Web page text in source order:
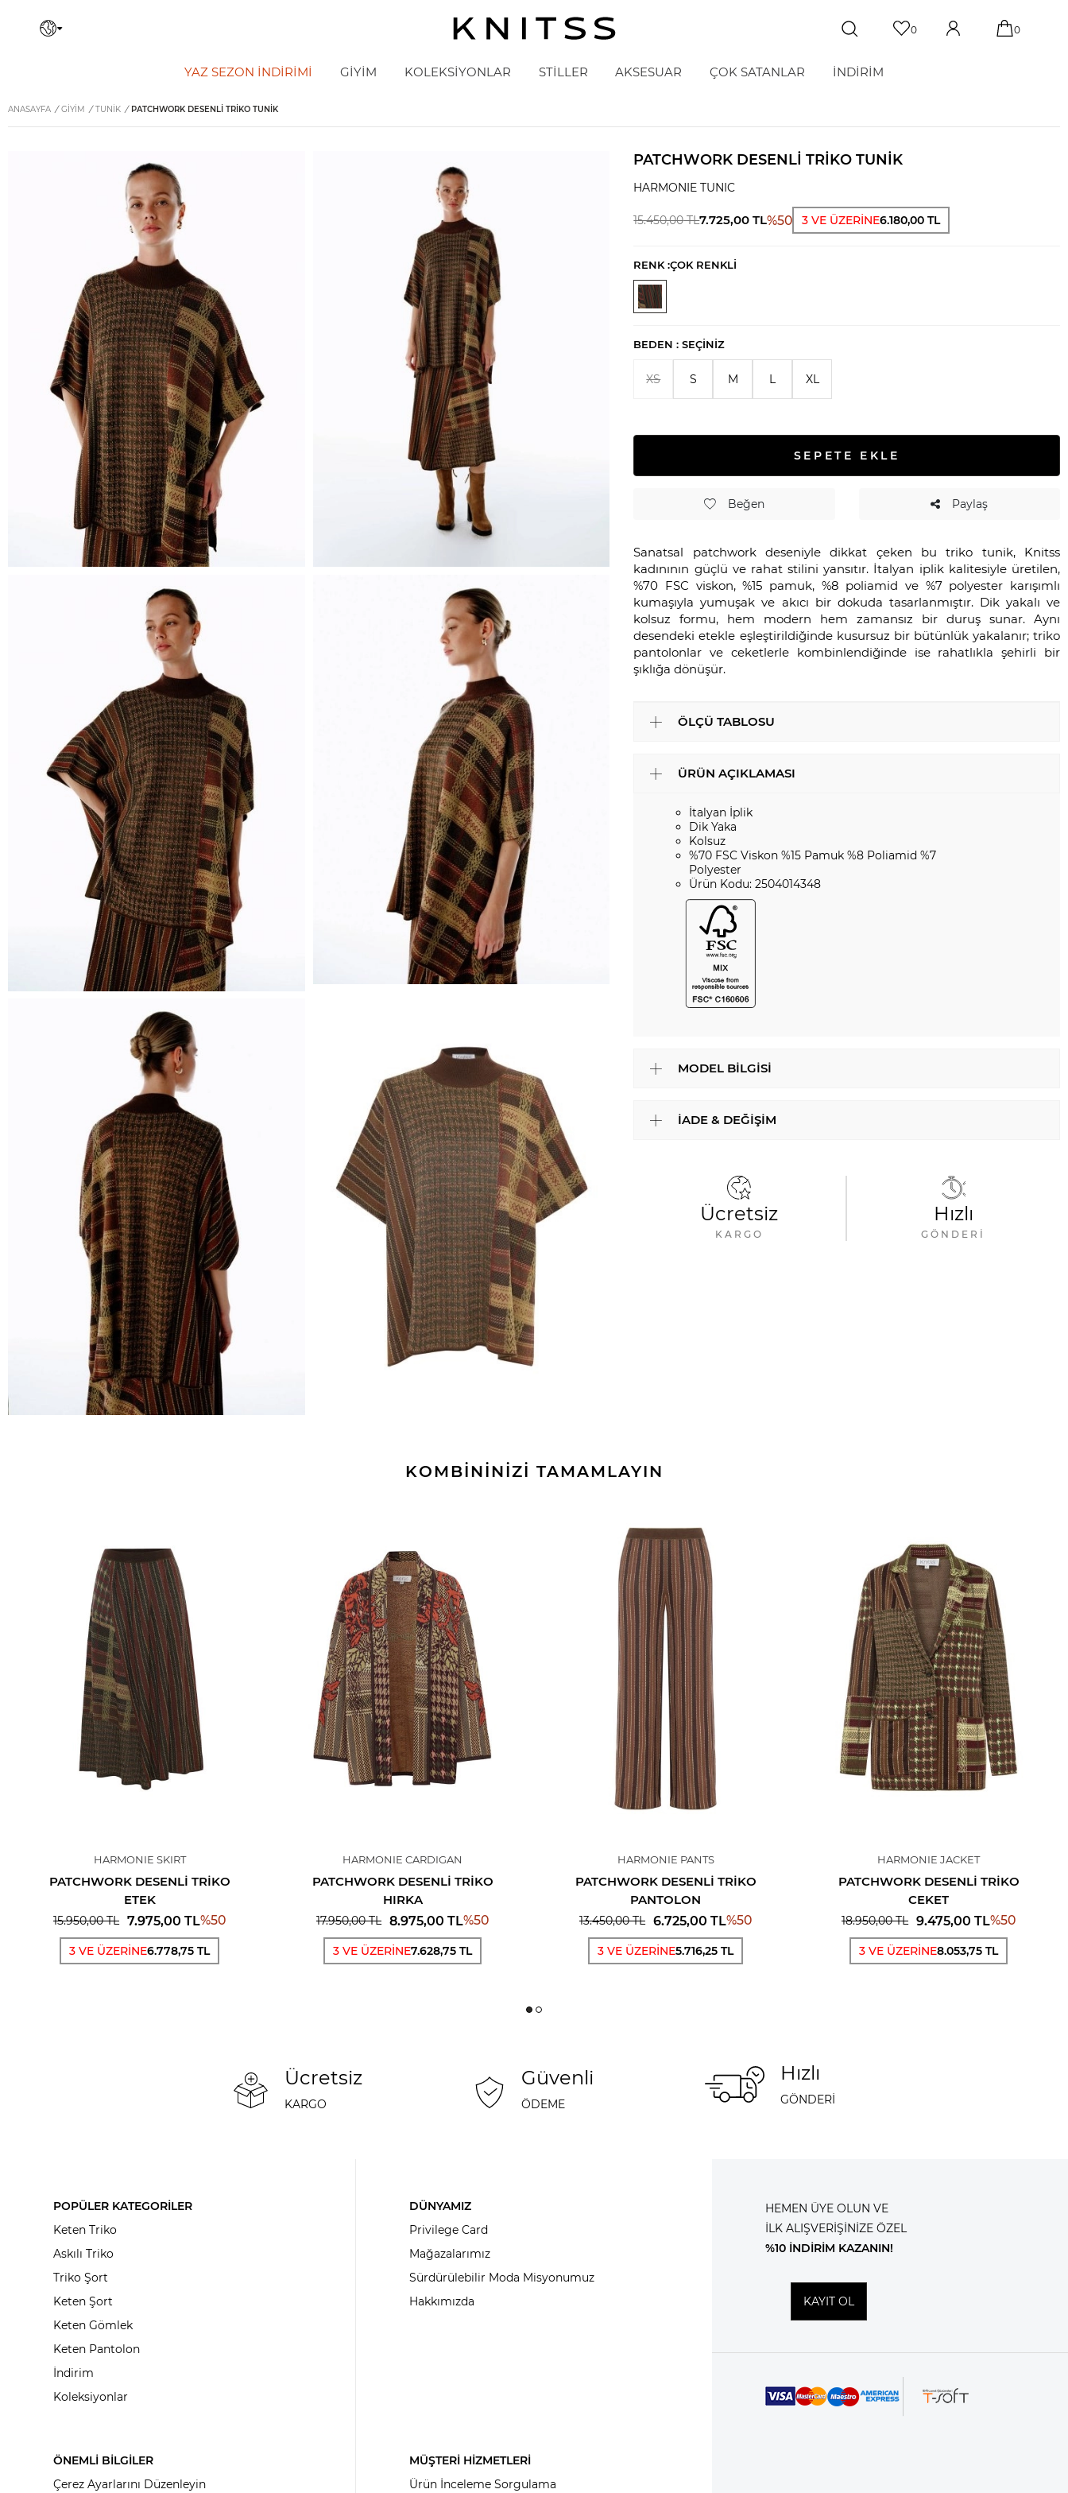
0 0
YAZ SEZON İNDIRIMI GİYİM KOLEKSİYONLAR STİLLER AKSESUAR ÇOK SATANLAR İNDİRİM
ANASAYFA / GİYİM / TUNIK / PATCHWORK DESENLI TRIKO TUNIK
PATCHWORK DESENLI TRIKO TUNIK
HARMONIE TUNIC
15.450,00TL7.725,00 TL%50 3 VE ÜZERİNE6.180,00 TL
RENK :ÇOK RENKLİ
BEDEN :SEÇINIZ
XS S M L XL
SEPETE EKLE
Beğen Paylaş
Sanatsal patchwork deseniyle dikkat çeken bu triko tunik, Knitss
kadınının güçlü ve rahat stilini yansıtır. İtalyan iplik kalitesiyle üretilen,
%70 FSC viskon, %15 pamuk, %8 poliamid ve %7 polyester karışımlı
kumaşıyla yumuşak ve akıcı bir dokuda tasarlanmıştır. Dik yakalı ve
kolsuz formu, hem modern hem zamansız bir duruş sunar. Aynı
desendeki etekle eşleştirildiğinde kusursuz bir bütünlük yakalanır; triko
pantolonlar ve ceketlerle kombinlendiğinde ise rahatlıkla şehirli bir
şıklığa dönüşür.
ÖLÇÜ TABLOSU
ÜRÜN AÇIKLAMASI
İtalyan İplik
Dik Yaka
Kolsuz
%70 FSC Viskon %15 Pamuk %8 Poliamid %7
Polyester
Ürün Kodu: 2504014348
MODEL BILGISI
İADE & DEĞIŞIM
Ücretsiz
KARGO
Hızlı
GÖNDERI
KOMBİNİNİZİ TAMAMLAYIN
HARMONIE SKIRT
PATCHWORK DESENLI TRIKO
ETEK
15.950,00TL 7.975,00 TL%50
3 VE ÜZERİNE6.778,75 TL
HARMONIE CARDIGAN
PATCHWORK DESENLI TRIKO
HIRKA
17.950,00TL 8.975,00 TL%50
3 VE ÜZERİNE7.628,75 TL
HARMONIE PANTS
PATCHWORK DESENLI TRIKO
PANTOLON
13.450,00TL 6.725,00 TL%50
3 VE ÜZERİNE5.716,25 TL
HARMONIE JACKET
PATCHWORK DESENLI TRIKO
CEKET
18.950,00TL 9.475,00 TL%50
3 VE ÜZERİNE8.053,75 TL
Ücretsiz
KARGO
Güvenli
ÖDEME
Hızlı
GÖNDERİ
POPÜLER KATEGORİLER
Keten Triko
Askılı Triko
Triko Şort
Keten Şort
Keten Gömlek
Keten Pantolon
İndirim
Koleksiyonlar
DÜNYAMIZ
Privilege Card
Mağazalarımız
Sürdürülebilir Moda Misyonumuz
Hakkımızda
ÖNEMLİ BİLGİLER
Çerez Ayarlarını Düzenleyin
MÜŞTERİ HİZMETLERİ
Ürün İnceleme Sorgulama
HEMEN ÜYE OLUN VE
İLK ALIŞVERİŞİNİZE ÖZEL
%10 İNDİRİM KAZANIN!
KAYIT OL